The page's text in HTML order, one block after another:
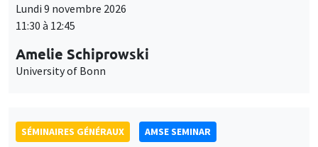
Lundi 9 novembre 2026
11:30 à 12:45
Amelie Schiprowski
University of Bonn
SÉMINAIRES GÉNÉRAUX
AMSE SEMINAR